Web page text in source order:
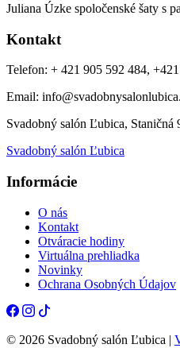
Juliana Úzke spoločenské šaty s
Kontakt
Telefon: + 421 905 592 484,
Email:
Svadobný salón Ľubica, Staničná
Svadobný salón Ľubica
Informácie
O nás
Kontakt
Otváracie hodiny
Virtuálna prehliadka
Novinky
Ochrana Osobných Údajov
© 2026 Svadobný salón Ľubica |